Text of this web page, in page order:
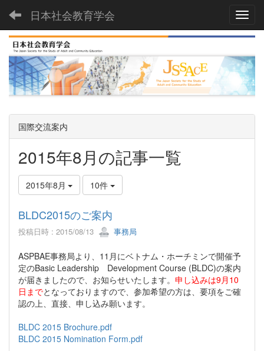
日本社会教育学会
国際交流案内
2015年8月の記事一覧
2015年8月 10件
BLDC2015のご案内
投稿日時 : 2015/08/13 事務局
ASPBAE事務局より、11月にベトナム・ホーチミンで開催予
定のBasic Leadership Development Course (BLDC)の案内
が届きましたので、お知らせいたします。 申し込みは9月10
日 までとなっておりますので、参加希望の方は、要項をご確
認の上、直接、申し込み願います。
BLDC 2015 Brochure.pdf
BLDC 2015 Nomination Form.pdf